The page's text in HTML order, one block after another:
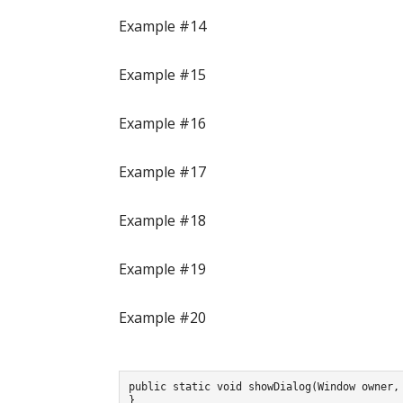
Example #14
Example #15
Example #16
Example #17
Example #18
Example #19
Example #20
public static void showDialog(Window owner, String title, Message message) {	alert = new Alert(AlertType.NONE);	alert.initOwner(owner);	alert.setTitle(title);	ObservableMap<String, String> messages = message.getMessages();	StringBuilder msg = new StringBuilder();	messages.forEach((key, value) -> msg.append(String.format("%st: %s%n", key, value)));	alert.getDialogPane().setMinHeight(messages.size() * 30d);	alert.setContentText(msg.toString());	// Run with small delay on each change	messages.addListener((Change<? extends String, ? extends String> change) -> Platform.runLater(() -> {	StringBuilder msgChange = new StringBuilder();	messages.forEach((key, value) -> msgChange.append(String.format("%st: %s%n", key, value)));	alert.setContentText(msgChange.toString());	if
}